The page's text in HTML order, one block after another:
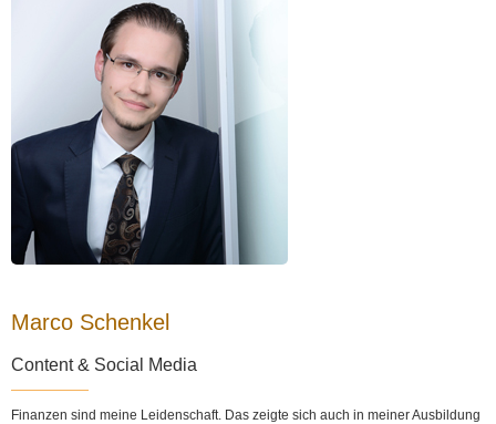
Marco Schenkel
Content & Social Media
Finanzen sind meine Leidenschaft. Das zeigte sich auch in meiner Ausbildung